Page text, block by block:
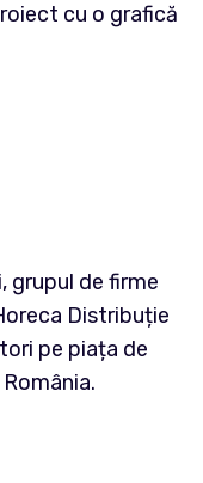
cu o grafică
grupul de firme
Distribuție
pe piața de